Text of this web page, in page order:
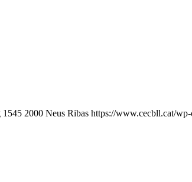
1545 2000 Neus Ribas https://www.cecbll.cat/